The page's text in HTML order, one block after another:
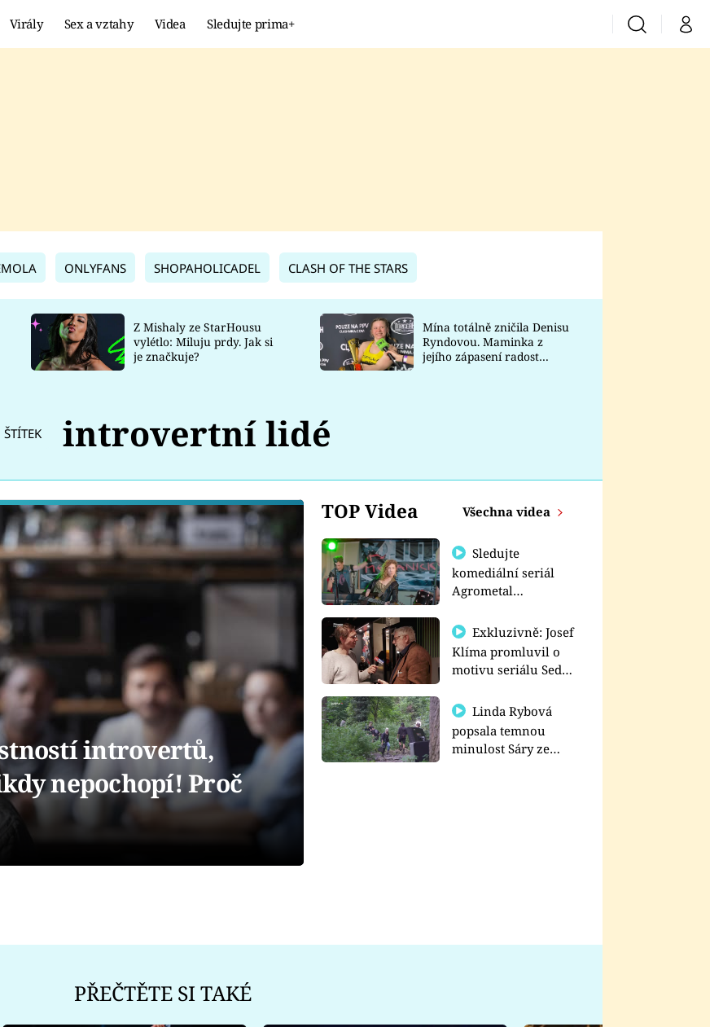
Virály Sex a vztahy Videa Sledujte prima+ VyhledáváníMůj
Prima Lajk
Sledujte nás
ONLYFANS SHOPAHOLICADEL CLASH OF THE STARS
Z Mishaly ze StarHousu
vylétlo: Miluju prdy. Jak si
je značkuje?
Mína totálně zničila Denisu
Ryndovou. Maminka z
jejího zápasení radost
ŠTÍTEK introvertní lidé
TOP Videa Všechna videa
Sledujte
komediální seriál
Agrometal
prima+
Exkluzivně: Josef
Klíma promluvil o
motivu seriálu Sedm
Linda Rybová
popsala temnou
minulost Sáry ze
introvertů,
nepochopí! Proč
PŘEČTĚTE SI TAKÉ